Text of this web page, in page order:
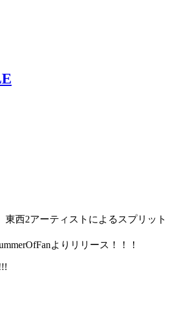
東西2アーティストによるスプリット
よりリリース！！！